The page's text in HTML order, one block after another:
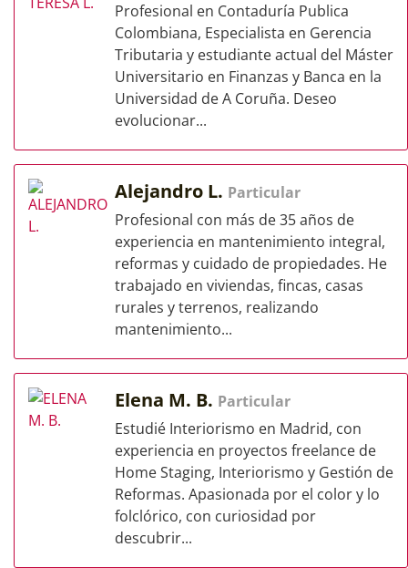
Profesional en Contaduría Publica
Colombiana, Especialista en Gerencia
Tributaria y estudiante actual del Máster
Universitario en Finanzas y Banca en la
Universidad de A Coruña. Deseo
evolucionar...
Alejandro L. Particular
Profesional con más de 35 años de
experiencia en mantenimiento integral,
reformas y cuidado de propiedades. He
trabajado en viviendas, fincas, casas
rurales y terrenos, realizando
mantenimiento...
Elena M. B. Particular
Estudié Interiorismo en Madrid, con
experiencia en proyectos freelance de
Home Staging, Interiorismo y Gestión de
Reformas. Apasionada por el color y lo
folclórico, con curiosidad por
descubrir...